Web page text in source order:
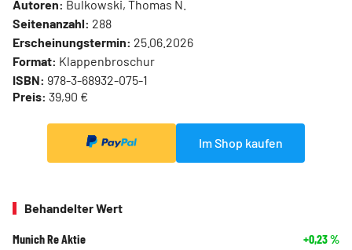
Autoren: Bulkowski, Thomas N.
Seitenanzahl: 288
Erscheinungstermin: 25.06.2026
Format: Klappenbroschur
ISBN: 978-3-68932-075-1
Preis: 39,90 €
Im Shop kaufen
Behandelter Wert
Munich Re Aktie +0,23%